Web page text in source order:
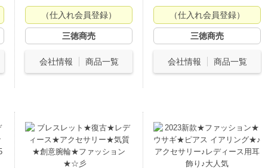
（仕入れ会員登録）
三徳商売
会社情報 商品一覧
（仕入れ会員登録）
三徳商売
会社情報 商品一覧